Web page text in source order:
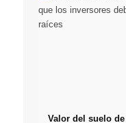
Valor del suelo